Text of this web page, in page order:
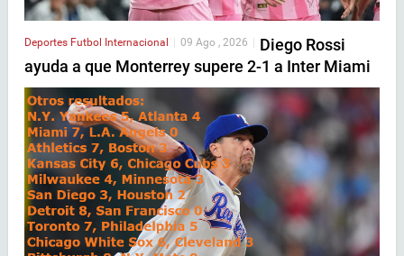
Deportes Futbol Internacional 09 Ago , 2026
Diego Rossi
ayuda a que Monterrey supere 2-1 a Inter Miami